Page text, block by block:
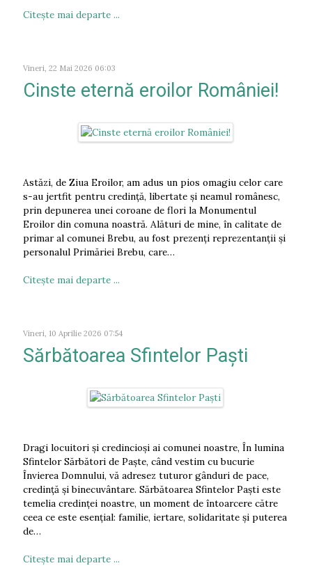
Citeşte mai departe ...
Vineri, 22 Mai 2026 06:03
Cinste eternă eroilor României!
Astăzi, de Ziua Eroilor, am adus un pios omagiu celor care
s-au jertfit pentru credință, libertate și neamul românesc,
prin depunerea unei coroane de flori la Monumentul
Eroilor din comuna noastră. Alături de mine, în calitate de
primar al comunei Brebu, au fost prezenți reprezentanții și
personalul Primăriei Brebu, care…
Citeşte mai departe ...
Vineri, 10 Aprilie 2026 07:54
Sărbătoarea Sfintelor Paști
Dragi locuitori și credincioși ai comunei noastre, În lumina
Sfintelor Sărbători de Paște, când vestim cu bucurie
Învierea Domnului, vă adresez tuturor gânduri de pace,
credință și binecuvântare. Sărbătoarea Sfintelor Paști este
temelia credinței noastre, un moment de întoarcere către
ceea ce este esențial: familie, iertare, solidaritate și puterea
de…
Citeşte mai departe ...